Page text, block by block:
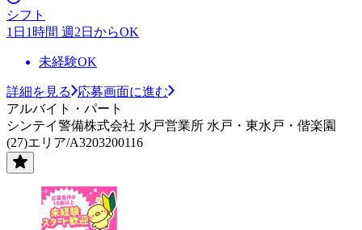
シフト
1日1時間 週2日からOK
未経験OK
詳細を見る
応募画面に進む
アルバイト・パート
シンテイ警備株式会社 水戸営業所 水戸・東水戸・偕楽園
(27)エリア/A3203200116